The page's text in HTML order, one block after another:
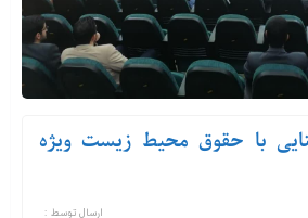
با حقوق محیط زیست ویژه
ارسال توسط :